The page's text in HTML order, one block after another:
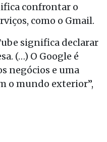
confrontar o
como o Gmail.
significa declarar
(…) O Google é
negócios e uma
o mundo exterior”,